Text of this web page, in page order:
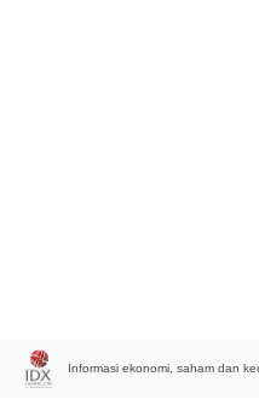
Informasi ekonomi, saham dan